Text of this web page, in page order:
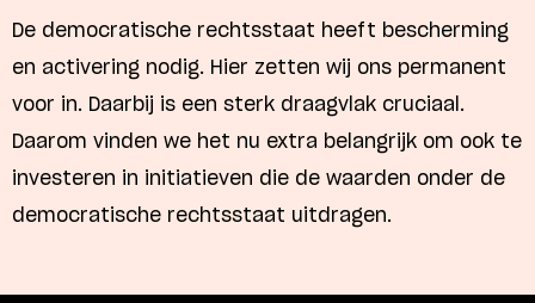
De democratische rechtsstaat heeft bescherming
en activering nodig. Hier zetten wij ons permanent
voor in. Daarbij is een sterk draagvlak cruciaal.
Daarom vinden we het nu extra belangrijk om ook te
investeren in initiatieven die de waarden onder de
democratische rechtsstaat uitdragen.